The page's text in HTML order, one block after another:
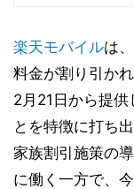
楽天モバイルは
料金が割り引か
2月21日から提
とを特徴に打ち
家族割引施策の
に働く一方で、